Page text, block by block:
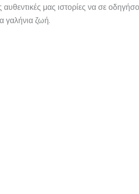
αυθεντικές μας ιστορίες να σε
γαλήνια ζωή.